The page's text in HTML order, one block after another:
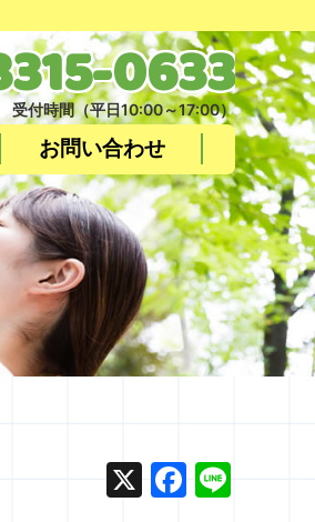
0633
受付時間（平日10:00～17:00）
お問い合わせ
X